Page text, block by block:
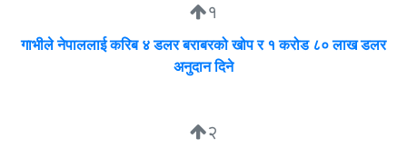
१
गाभीले नेपाललाई करिब ४ डलर बराबरको खोप र १ करोड ८० लाख डलर
अनुदान दिने
२